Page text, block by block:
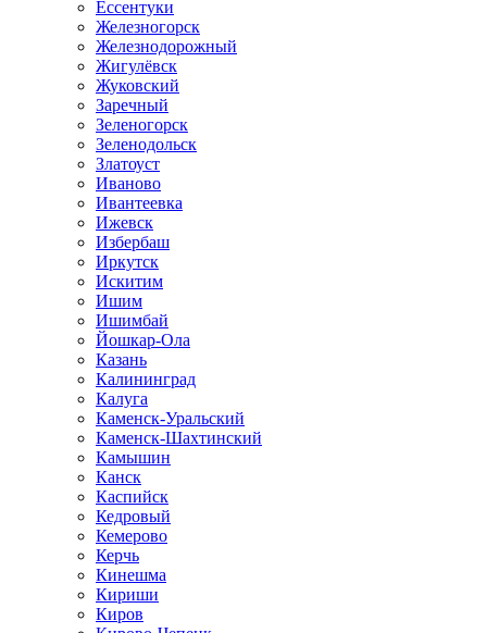
Ессентуки
Железногорск
Железнодорожный
Жигулёвск
Жуковский
Заречный
Зеленогорск
Зеленодольск
Златоуст
Иваново
Ивантеевка
Ижевск
Избербаш
Иркутск
Искитим
Ишим
Ишимбай
Йошкар-Ола
Казань
Калининград
Калуга
Каменск-Уральский
Каменск-Шахтинский
Камышин
Канск
Каспийск
Кедровый
Кемерово
Керчь
Кинешма
Кириши
Киров